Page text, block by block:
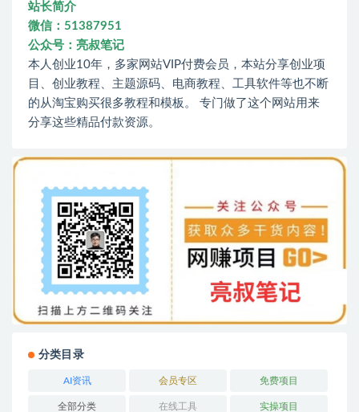
站长简介
微信：51387951
公众号：亮叔笔记
本人创业10年，多家网站VIP付费会员，本站分享创业项
目、创业教程、主题源码、电商教程、工具软件等也不断
的从淘宝购买很多教程和模板。 专门做了这个网站用来
分享这些精品付款资源。
分类目录
AI资讯 会员专区 免费项目
全部分类 在线工具 实操项目